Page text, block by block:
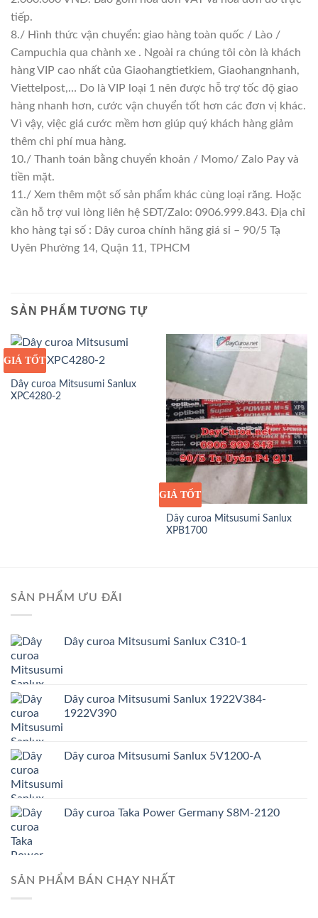
tiếp.
8./ Hình thức vận chuyển: giao hàng toàn quốc / Lào /
Campuchia qua chành xe . Ngoài ra chúng tôi còn là khách
hàng VIP cao nhất của Giaohangtietkiem, Giaohangnhanh,
Viettelpost,… Do là VIP loại 1 nên được hỗ trợ tốc độ giao
hàng nhanh hơn, cước vận chuyển tốt hơn các đơn vị khác.
Vì vậy, việc giá cước mềm hơn giúp quý khách hàng giảm
thêm chi phí mua hàng.
10./ Thanh toán bằng chuyển khoản / Momo/ Zalo Pay và
tiền mặt.
11./ Xem thêm một số sản phẩm khác cùng loại răng. Hoặc
cần hỗ trợ vui lòng liên hệ SĐT/Zalo: 0906.999.843. Địa chỉ
kho hàng tại số : Dây curoa chính hãng giá sỉ – 90/5 Tạ
Uyên Phường 14, Quận 11, TPHCM
SẢN PHẨM TƯƠNG TỰ
GIÁ SỈ
GIÁ TỐT
Dây curoa Mitsusumi Sanlux
XPC4280-2
GIÁ SỈ
GIÁ TỐT
Dây curoa Mitsusumi Sanlux
XPB1700
SẢN PHẨM ƯU ĐÃI
Dây curoa Mitsusumi Sanlux C310-1
Dây curoa Mitsusumi Sanlux 1922V384-
1922V390
Dây curoa Mitsusumi Sanlux 5V1200-A
Dây curoa Taka Power Germany S8M-2120
SẢN PHẨM BÁN CHẠY NHẤT